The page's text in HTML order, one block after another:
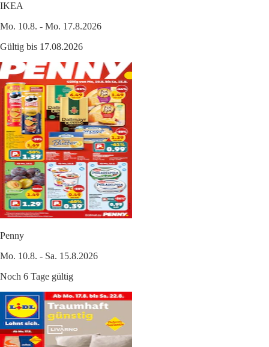
IKEA
Mo. 10.8. - Mo. 17.8.2026
Gültig bis 17.08.2026
Penny
Mo. 10.8. - Sa. 15.8.2026
Noch 6 Tage gültig